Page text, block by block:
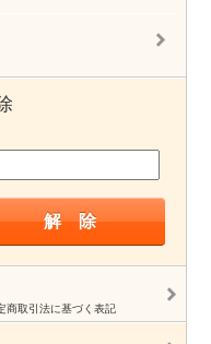
商取引法に基づく表記